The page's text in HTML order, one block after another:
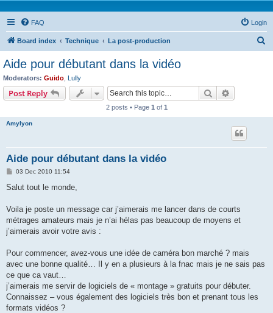
FAQ Login
Board index Technique La post-production
Aide pour débutant dans la vidéo
Moderators: Guido Lully
Post Reply Search
2 posts • Page 1 of 1
Amylyon
Aide pour débutant dans la vidéo
P
s
03 Dec 2010 11:54
Salut tout le monde,
Voila je poste un message car j’aimerais me lancer dans de courts
métrages amateurs mais je n’ai hélas pas beaucoup de moyens et
j’aimerais avoir votre avis :
Pour commencer, avez-vous une idée de caméra bon marché ? mais
avec une bonne qualité… Il y en a plusieurs à la fnac mais je ne sais pas
ce que ca vaut…
j’aimerais me servir de logiciels de « montage » gratuits pour débuter.
Connaissez – vous également des logiciels très bon et prenant tous les
formats vidéos ?